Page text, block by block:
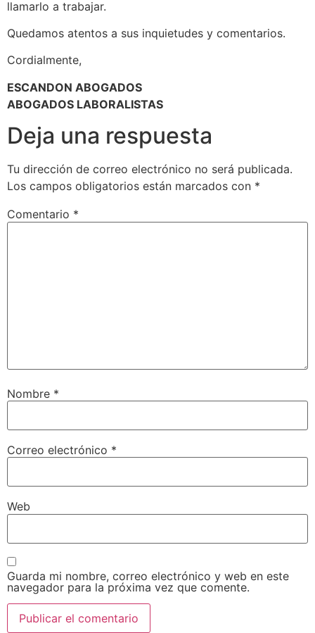
llamarlo a trabajar.
Quedamos atentos a sus inquietudes y comentarios.
Cordialmente,
ESCANDON ABOGADOS
ABOGADOS LABORALISTAS
Deja una respuesta
Tu dirección de correo electrónico no será publicada.
Los campos obligatorios están marcados con *
Comentario *
Nombre *
Correo electrónico *
Web
Guarda mi nombre, correo electrónico y web en este
navegador para la próxima vez que comente.